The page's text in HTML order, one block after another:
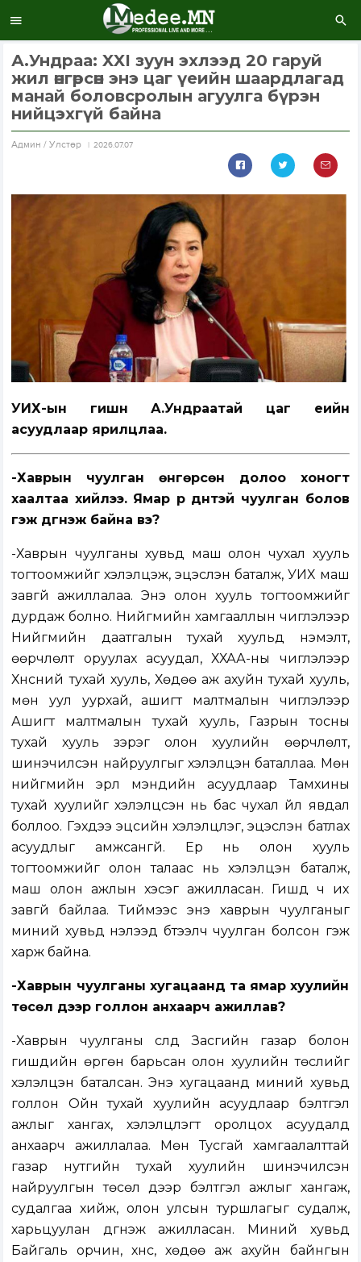
А.Ундраа: XXI зуун эхлээд 20 гаруй
жил өнгөрсөн энэ цаг үеийн шаардлагад
манай боловсролын агуулга бүрэн
нийцэхгүй байна
Aдмин / Улстөр 2026.07.07
УИХ-ын гишүүн А.Ундраатай цаг үеийн
асуудлаар ярилцлаа.
-Хаврын чуулган өнгөрсөн долоо хоногт
хаалтаа хийлээ. Ямар үр дүнтэй чуулган болов
гэж дүгнэж байна вэ?
-Хаврын чуулганы хувьд маш олон чухал хууль
тогтоомжийг хэлэлцэж, эцэслэн баталж, УИХ маш
завгүй ажиллалаа. Энэ олон хууль тогтоомжийг
дурдаж болно. Нийгмийн хамгааллын чиглэлээр
Нийгмийн даатгалын тухай хуульд нэмэлт,
өөрчлөлт оруулах асуудал, ХХАА-ны чиглэлээр
Хүнсний тухай хууль, Хөдөө аж ахуйн тухай хууль,
мөн уул уурхай, ашигт малтмалын чиглэлээр
Ашигт малтмалын тухай хууль, Газрын тосны
тухай хууль зэрэг олон хуулийн өөрчлөлт,
шинэчилсэн найруулгыг хэлэлцэн баталлаа. Мөн
нийгмийн эрүүл мэндийн асуудлаар Тамхины
тухай хуулийг хэлэлцсэн нь бас чухал үйл явдал
боллоо. Гэхдээ эцсийн хэлэлцүүлэг, эцэслэн батлах
асуудлыг амжсангүй. Ер нь олон хууль
тогтоомжийг олон талаас нь хэлэлцэн баталж,
маш олон ажлын хэсэг ажилласан. Гишүүд ч их
завгүй байлаа. Тиймээс энэ хаврын чуулганыг
миний хувьд нэлээд бүтээлч чуулган болсон гэж
харж байна.
-Хаврын чуулганы хугацаанд та ямар хуулийн
төсөл дээр голлон анхаарч ажиллав?
-Хаврын чуулганы сүүлд Засгийн газар болон
гишүүдийн өргөн барьсан олон хуулийн төслийг
хэлэлцэн баталсан. Энэ хугацаанд миний хувьд
голлон Ойн тухай хуулийн асуудлаар бэлтгэл
ажлыг хангах, хэлэлцүүлэгт оролцох асуудалд
анхаарч ажиллалаа. Мөн Тусгай хамгаалалттай
газар нутгийн тухай хуулийн шинэчилсэн
найруулгын төсөл дээр бэлтгэл ажлыг хангаж,
судалгаа хийж, олон улсын туршлагыг судалж,
харьцуулан дүгнэж ажилласан. Миний хувьд
Байгаль орчин, хүнс, хөдөө аж ахуйн байнгын